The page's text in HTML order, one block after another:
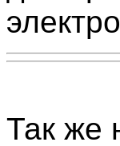
Так же